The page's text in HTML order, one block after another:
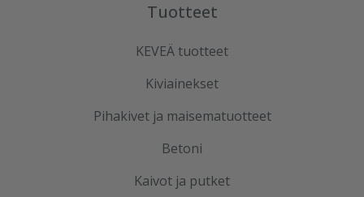
Tuotteet
KEVEÄ tuotteet
Kiviainekset
Pihakivet ja maisematuotteet
Betoni
Kaivot ja putket